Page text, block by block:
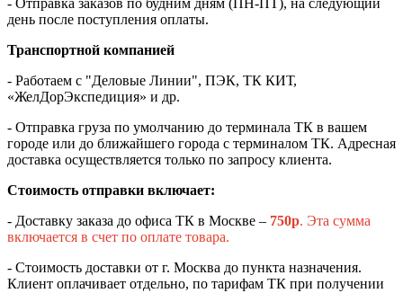
день после поступления оплаты.
Транспортной компанией
- Работаем с "Деловые Линии", ПЭК, ТК КИТ,
«ЖелДорЭкспедиция» и др.
- Отправка груза по умолчанию до терминала ТК в вашем
городе или до ближайшего города с терминалом ТК. Адресная
доставка осуществляется только по запросу клиента.
Стоимость отправки включает:
- Доставку заказа до офиса ТК в Москве – 750р. Эта сумма
включается в счет по оплате товара.
- Стоимость доставки от г. Москва до пункта назначения.
Клиент оплачивает отдельно, по тарифам ТК при получении